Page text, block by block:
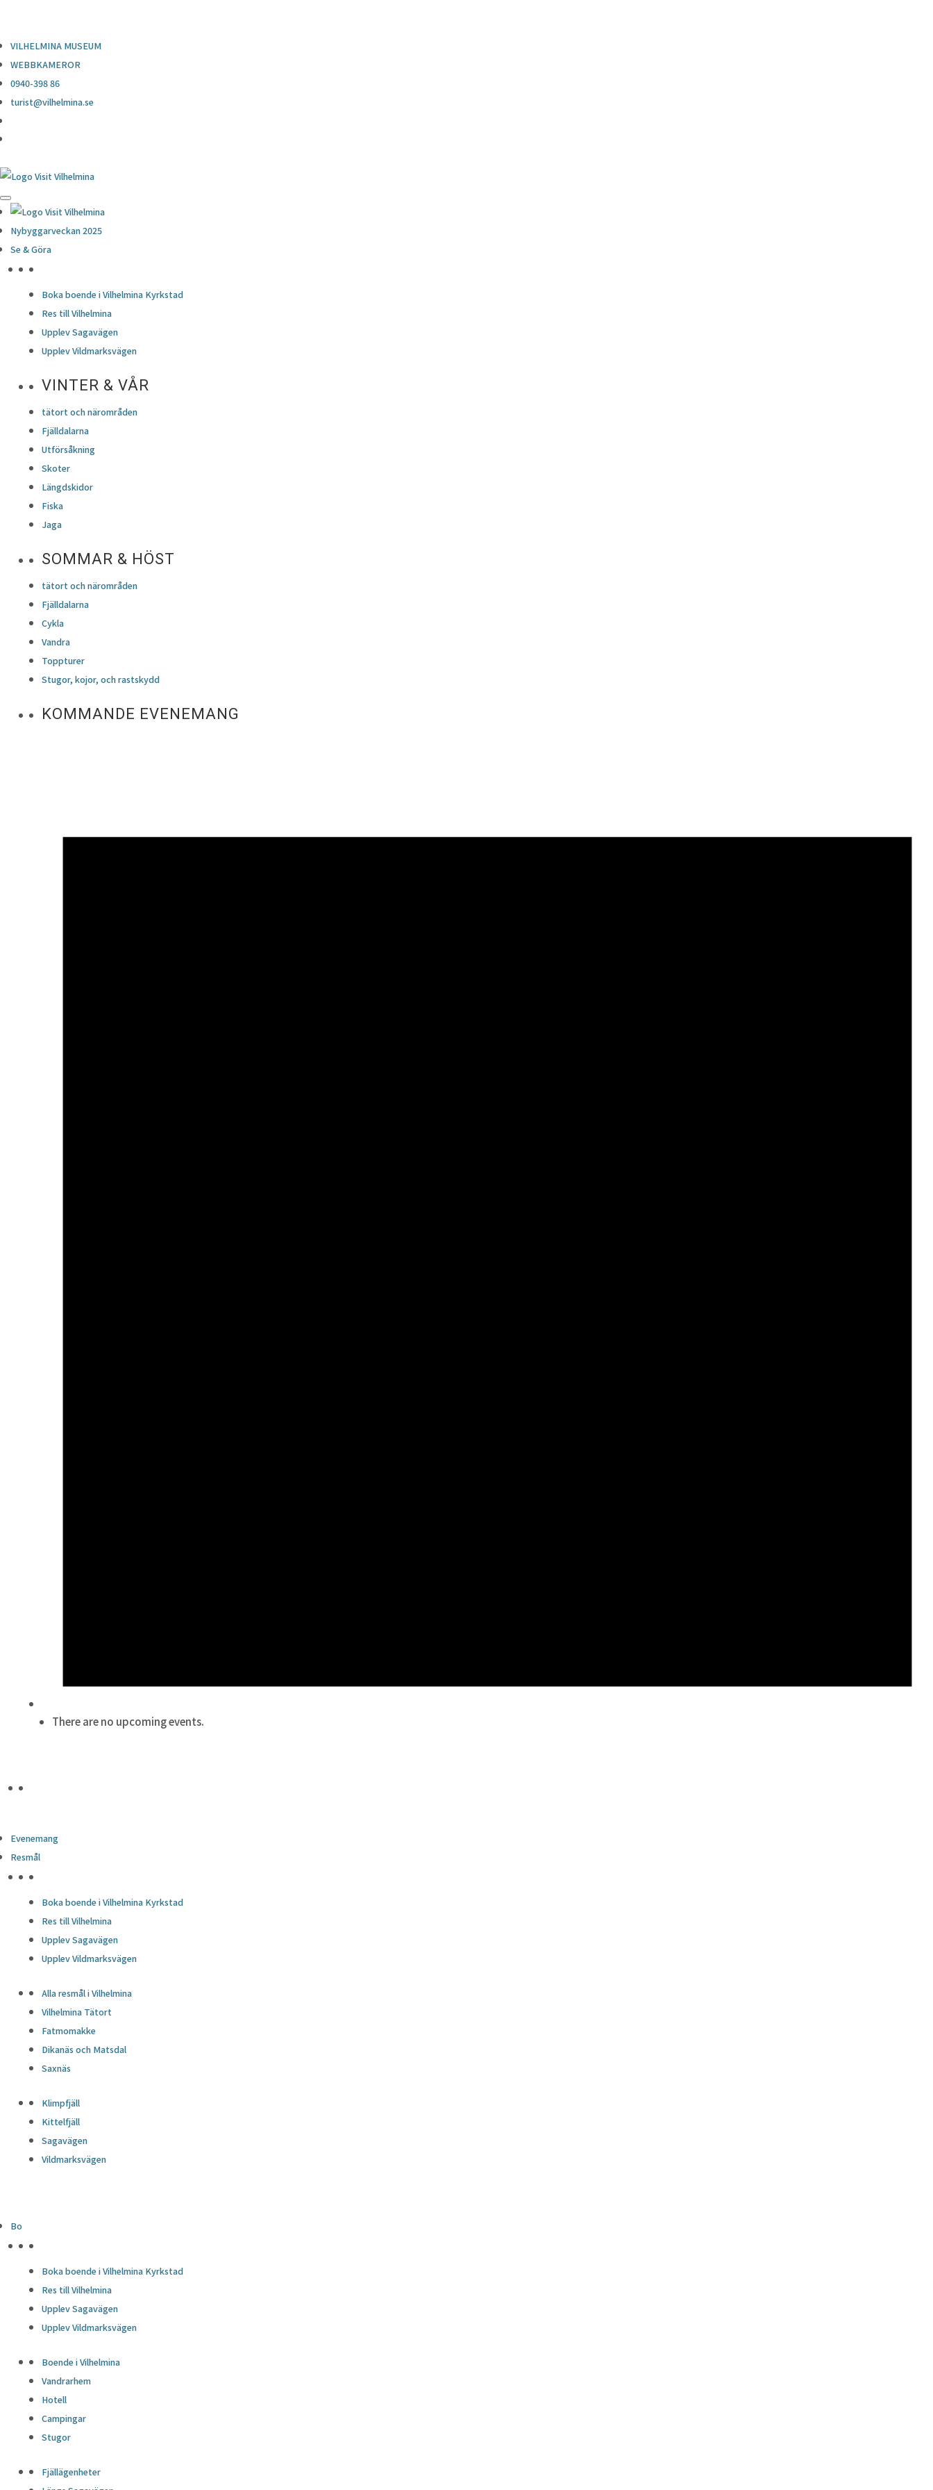
VILHELMINA MUSEUM
WEBBKAMEROR
0940-398 86
turist@vilhelmina.se
Nybyggarveckan 2025
Se & Göra
Boka boende i Vilhelmina Kyrkstad
Res till Vilhelmina
Upplev Sagavägen
Upplev Vildmarksvägen
VINTER & VÅR
tätort och närområden
Fjälldalarna
Utförsåkning
Skoter
Längdskidor
Fiska
Jaga
SOMMAR & HÖST
tätort och närområden
Fjälldalarna
Cykla
Vandra
Toppturer
Stugor, kojor, och rastskydd
KOMMANDE EVENEMANG
There are no upcoming events.
Evenemang
Resmål
Boka boende i Vilhelmina Kyrkstad
Res till Vilhelmina
Upplev Sagavägen
Upplev Vildmarksvägen
Alla resmål i Vilhelmina
Vilhelmina Tätort
Fatmomakke
Dikanäs och Matsdal
Saxnäs
Klimpfjäll
Kittelfjäll
Sagavägen
Vildmarksvägen
Bo
Boka boende i Vilhelmina Kyrkstad
Res till Vilhelmina
Upplev Sagavägen
Upplev Vildmarksvägen
Boende i Vilhelmina
Vandrarhem
Hotell
Campingar
Stugor
Fjällägenheter